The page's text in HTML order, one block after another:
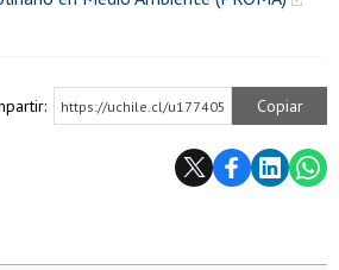
https://uchile.cl/u177405 Copiar